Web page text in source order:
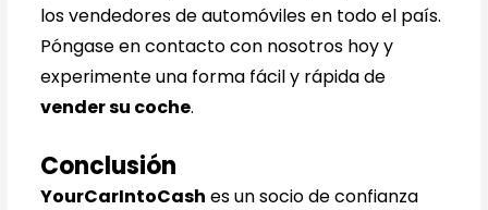
los vendedores de automóviles en todo el país.
Póngase en contacto con nosotros hoy y
experimente una forma fácil y rápida de
vender su coche.
Conclusión
YourCarIntoCash es un socio de confianza